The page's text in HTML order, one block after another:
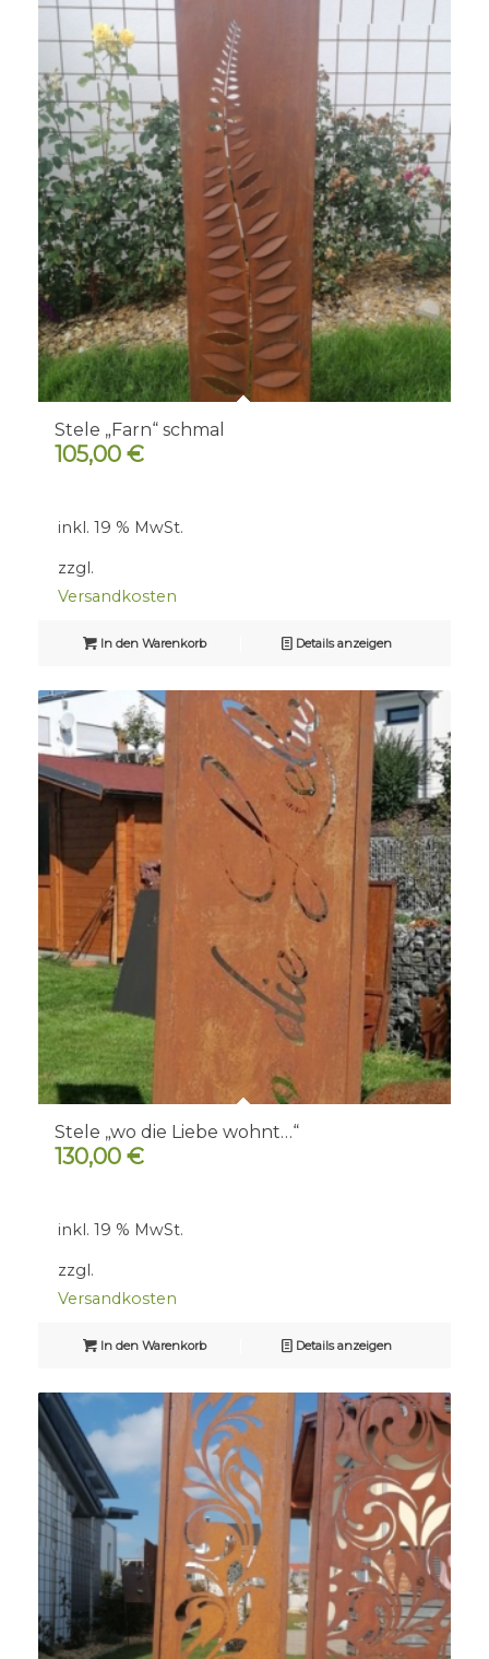
Stele „Farn“ schmal
105,00 €
inkl. 19 % MwSt.
zzgl.
Versandkosten
In den Warenkorb Details anzeigen
Stele „wo die Liebe wohnt…“
130,00 €
inkl. 19 % MwSt.
zzgl.
Versandkosten
In den Warenkorb Details anzeigen